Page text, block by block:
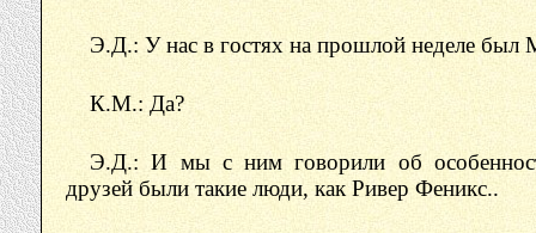
Э.Д.: У нас в гостях на прошлой неделе был
К.М.: Да?
Э.Д.: И мы с ним говорили об
друзей были такие люди, как Ривер Феникс..